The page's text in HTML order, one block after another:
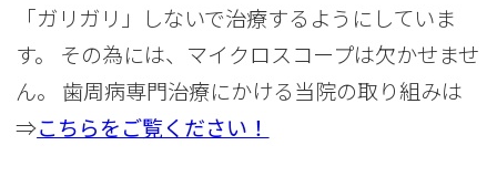
「ガリガリ」しないで治療するようにしていま
す。 その為には、マイクロスコープは欠かせませ
ん。 歯周病専門治療にかける当院の取り組みは
⇒こちらをご覧ください！